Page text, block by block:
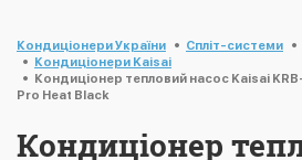
Кондиціонери України Спліт-системи
Кондиціонери Kaisai
Кондиціонер тепловий насос Kaisai
Pro Heat Black
Кондиціонер